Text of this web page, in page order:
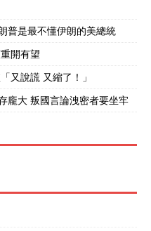
普是最不懂伊朗的美總統
開有望
又說謊 又縮了！」
龐大 叛國言論洩密者要坐牢